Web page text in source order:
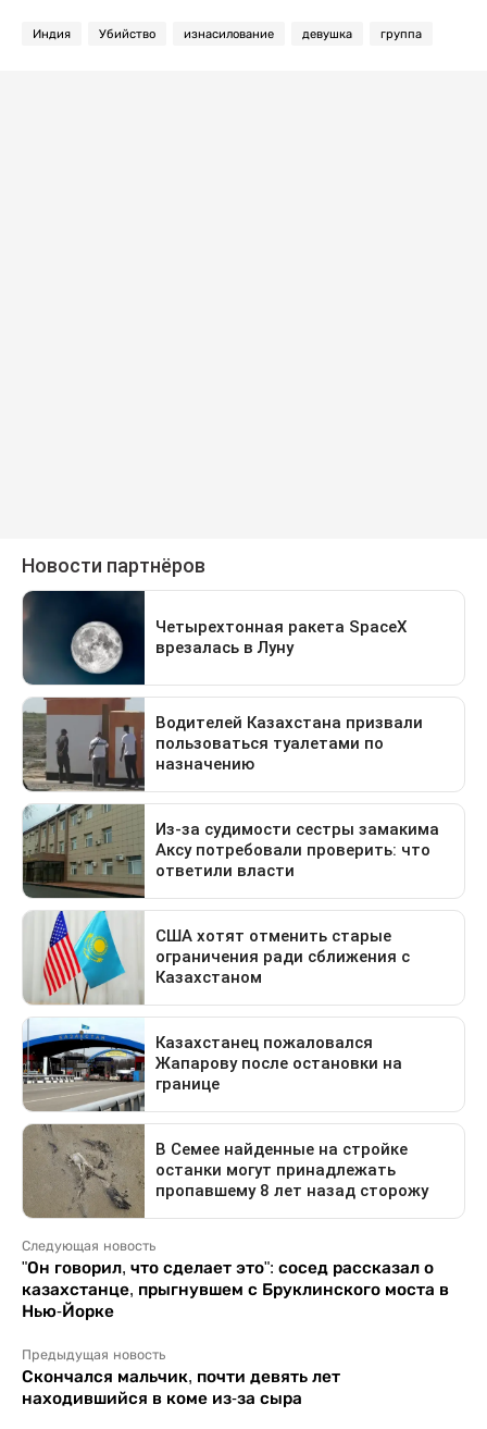
Индия Убийство изнасилование девушка группа
Следующая новость
"Он говорил, что сделает это": сосед рассказал о
казахстанце, прыгнувшем с Бруклинского моста в
Нью-Йорке
Предыдущая новость
Скончался мальчик, почти девять лет
находившийся в коме из-за сыра